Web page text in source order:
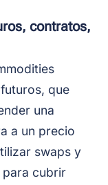
contratos,
que
una
a un precio
swaps y
para cubrir